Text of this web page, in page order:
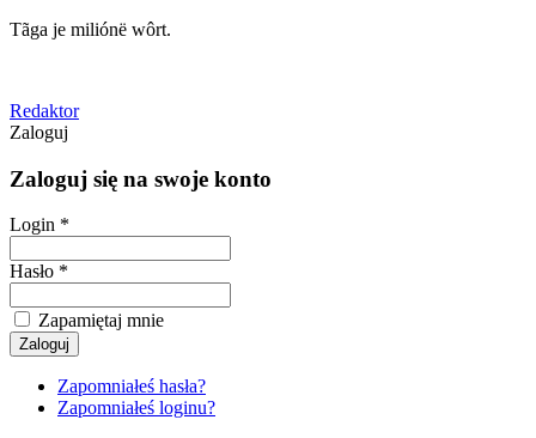
Tãga je miliónë wôrt.
Redaktor
Zaloguj
Zaloguj się na swoje konto
Login *
Hasło *
Zapamiętaj mnie
Zapomniałeś hasła?
Zapomniałeś loginu?